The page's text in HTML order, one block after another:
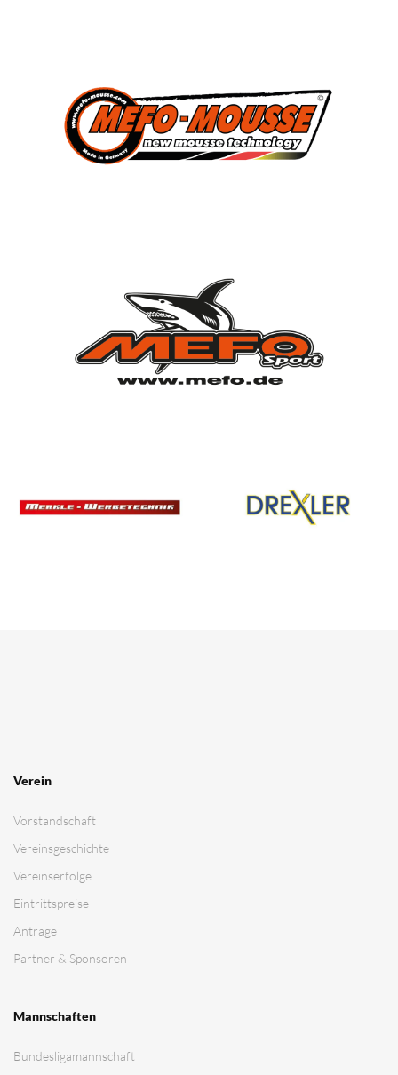
Verein
Vorstandschaft
Vereinsgeschichte
Vereinserfolge
Eintrittspreise
Anträge
Partner & Sponsoren
Mannschaften
Bundesligamannschaft